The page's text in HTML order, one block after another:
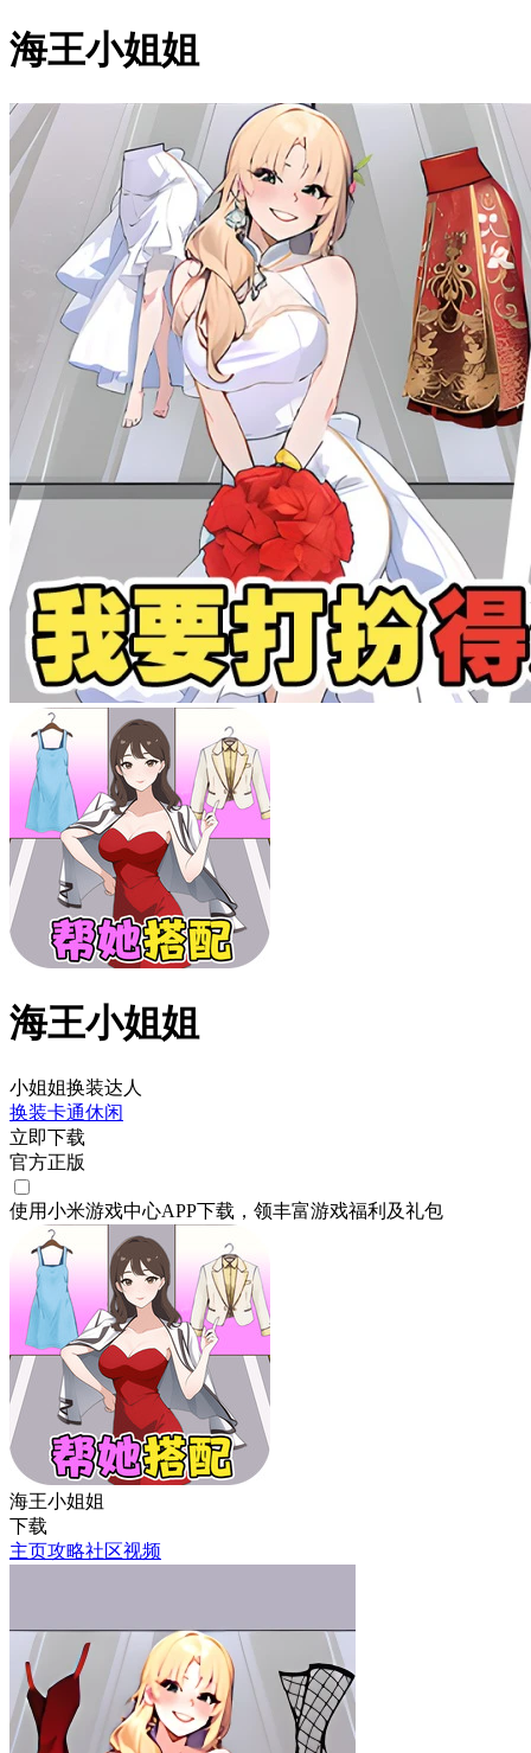
海王小姐姐
海王小姐姐
小姐姐换装达人
换装卡通休闲
立即下载
官方正版
使用小米游戏中心APP下载 ，领丰富游戏福利 及礼包
海王小姐姐
下载
主页攻略社区视频